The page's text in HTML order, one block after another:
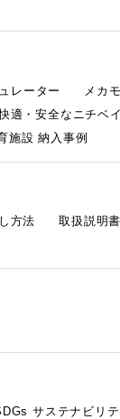
レーター
メカ
適・安全なニチベ
施設 納入事例
方法 取扱説明
サステナビリ